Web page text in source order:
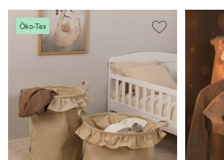
Öko-Tex